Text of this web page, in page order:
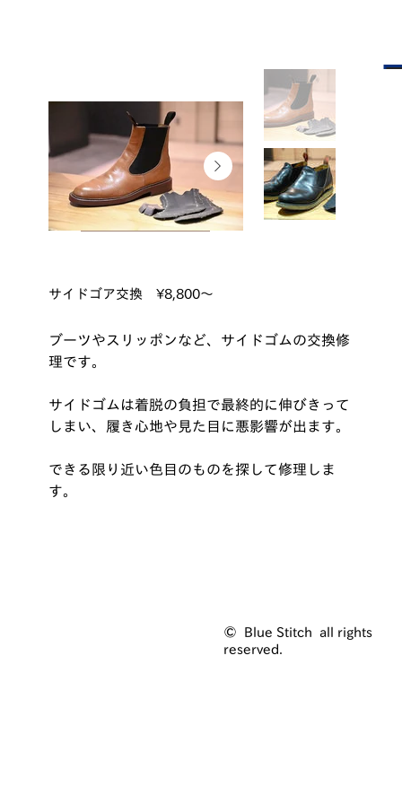
サイドゴア交換 ¥8,800～
ブーツやスリッポンなど、サイドゴムの交換修
理です。
サイドゴムは着脱の負担で最終的に伸びきって
しまい、履き心地や見た目に悪影響が出ます。
できる限り近い色目のものを探して修理しま
す。
© Blue Stitch all rights
reserved.